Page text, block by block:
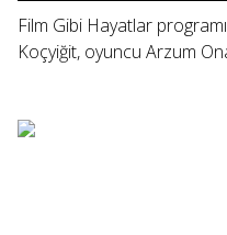
Film Gibi Hayatlar
Koçyiğit, oyuncu Arzum